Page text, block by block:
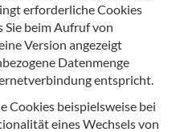
erforderliche Cookies
Sie beim Aufruf von
Version angezeigt
Datenmenge
entspricht.
Cookies beispielsweise bei
eines Wechsels von